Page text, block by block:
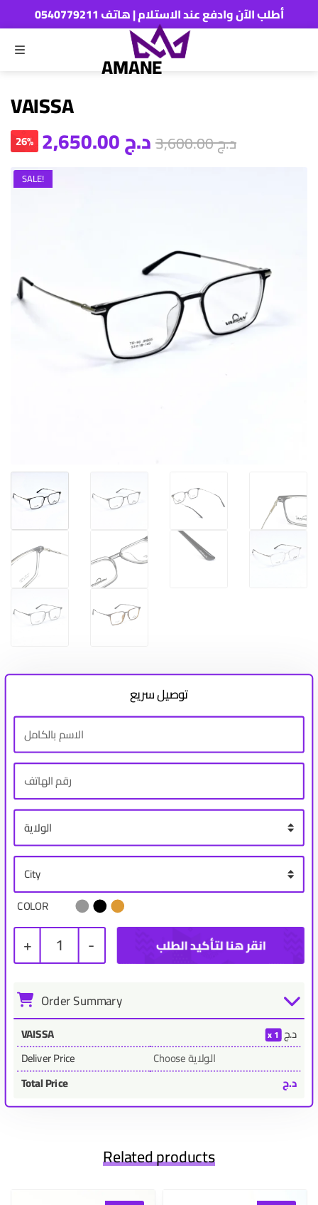
أطلب الآن وادفع عند الاستلام | هاتف 0540779211
MENU AMANE
VAISSA
د.ج
د.ج3,600.00
26%
SALE!
توصيل سريع
COLOR
+ 1 -
Order Summary
VAISSA 1 د.ج
Deliver Price
Choose الولاية
Total Price
د.ج
Related products